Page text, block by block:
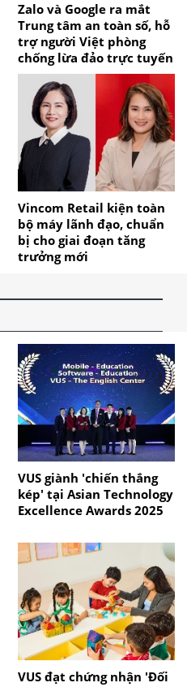
Zalo và Google ra mắt
Trung tâm an toàn số, hỗ
trợ người Việt phòng
chống lừa đảo trực tuyến
Vincom Retail kiện toàn
bộ máy lãnh đạo, chuẩn
bị cho giai đoạn tăng
trưởng mới
VUS giành 'chiến thắng
kép' tại Asian Technology
Excellence Awards 2025
VUS đạt chứng nhận 'Đối